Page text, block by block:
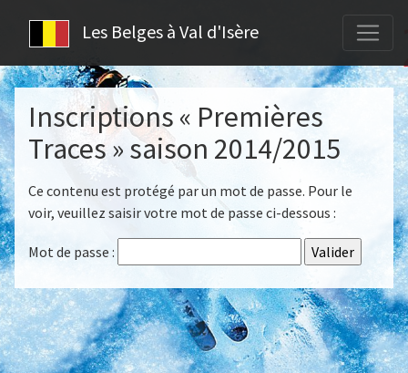
Les Belges à Val d'Isère
Inscriptions « Premières
Traces » saison 2014/2015
Ce contenu est protégé par un mot de passe. Pour le
voir, veuillez saisir votre mot de passe ci-dessous :
Mot de passe :